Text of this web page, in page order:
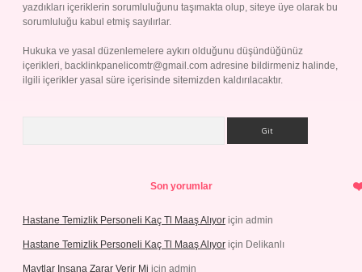
yazdıkları içeriklerin sorumluluğunu taşımakta olup, siteye üye olarak bu
sorumluluğu kabul etmiş sayılırlar.
Hukuka ve yasal düzenlemelere aykırı olduğunu düşündüğünüz
içerikleri, backlinkpanelicomtr@gmail.com adresine bildirmeniz halinde,
ilgili içerikler yasal süre içerisinde sitemizden kaldırılacaktır.
Son yorumlar
Hastane Temizlik Personeli Kaç Tl Maaş Alıyor için admin
Hastane Temizlik Personeli Kaç Tl Maaş Alıyor için Delikanlı
Maytlar Insana Zarar Verir Mi için admin